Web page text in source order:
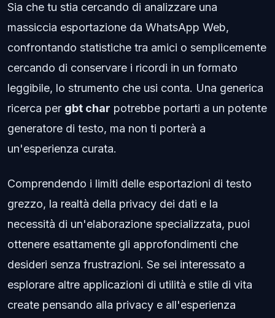
Sia che tu stia cercando di analizzare una
massiccia esportazione da WhatsApp Web,
confrontando statistiche tra amici o semplicemente
cercando di conservare i ricordi in un formato
leggibile, lo strumento che usi conta. Una generica
ricerca per gbt char potrebbe portarti a un potente
generatore di testo, ma non ti porterà a
un'esperienza curata.
Comprendendo i limiti delle esportazioni di testo
grezzo, la realtà della privacy dei dati e la
necessità di un'elaborazione specializzata, puoi
ottenere esattamente gli approfondimenti che
desideri senza frustrazioni. Se sei interessato a
esplorare altre applicazioni di utilità e stile di vita
create pensando alla privacy e all'esperienza